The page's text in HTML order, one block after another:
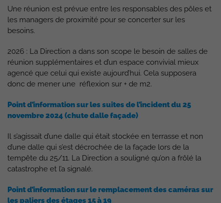
Une réunion est prévue entre les responsables des pôles et
les managers de proximité pour se concerter sur les
besoins.
2026 : La Direction a dans son scope le besoin de salles de
réunion supplémentaires et d’un espace convivial mieux
agencé que celui qui existe aujourd’hui. Cela supposera
donc de mener une réflexion sur + de m2.
Point d’information sur les suites de l’incident du 25
novembre 2024 (chute dalle façade)
Il s’agissait d’une dalle qui était stockée en terrasse et non
d’une dalle qui s’est décrochée de la façade lors de la
tempête du 25/11. La Direction a souligné qu’on a frôlé la
catastrophe et l’a signalé.
Point d’information sur le remplacement des caméras sur
les paliers des étages 15 à 19